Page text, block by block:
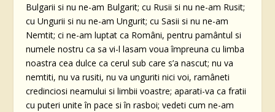
Bulgarii si nu ne-am Bulgarit; cu Rusii si nu ne-am Rusit;
cu Ungurii si nu ne-am Ungurit; cu Sasii si nu ne-am
Nemtit; ci ne-am luptat ca Români, pentru pamântul si
numele nostru ca sa vi-l lasam voua împreuna cu limba
noastra cea dulce ca cerul sub care s’a nascut; nu va
nemtiti, nu va rusiti, nu va unguriti nici voi, ramâneti
credinciosi neamului si limbii voastre; aparati-va ca fratii
cu puteri unite în pace si în rasboi; vedeti cum ne-am